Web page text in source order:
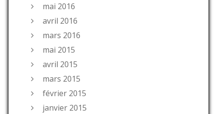
mai 2016
avril 2016
mars 2016
mai 2015
avril 2015
mars 2015
février 2015
janvier 2015